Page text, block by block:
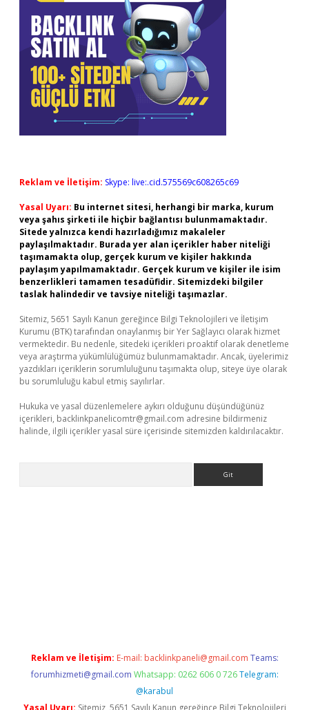
Reklam ve İletişim: Skype: live:.cid.575569c608265c69
Yasal Uyarı: Bu internet sitesi, herhangi bir marka, kurum
veya şahıs şirketi ile hiçbir bağlantısı bulunmamaktadır.
Sitede yalnızca kendi hazırladığımız makaleler
paylaşılmaktadır. Burada yer alan içerikler haber niteliği
taşımamakta olup, gerçek kurum ve kişiler hakkında
paylaşım yapılmamaktadır. Gerçek kurum ve kişiler ile isim
benzerlikleri tamamen tesadüfidir. Sitemizdeki bilgiler
taslak halindedir ve tavsiye niteliği taşımazlar.
Sitemiz, 5651 Sayılı Kanun gereğince Bilgi Teknolojileri ve İletişim
Kurumu (BTK) tarafından onaylanmış bir Yer Sağlayıcı olarak hizmet
vermektedir. Bu nedenle, sitedeki içerikleri proaktif olarak denetleme
veya araştırma yükümlülüğümüz bulunmamaktadır. Ancak, üyelerimiz
yazdıkları içeriklerin sorumluluğunu taşımakta olup, siteye üye olarak
bu sorumluluğu kabul etmiş sayılırlar.
Hukuka ve yasal düzenlemelere aykırı olduğunu düşündüğünüz
içerikleri, backlinkpanelicomtr@gmail.com adresine bildirmeniz
halinde, ilgili içerikler yasal süre içerisinde sitemizden kaldırılacaktır.
Reklam ve İletişim: E-mail: backlinkpaneli@gmail.com Teams:
forumhizmeti@gmail.com Whatsapp: 0262 606 0 726 Telegram:
@karabul
Yasal Uyarı: Sitemiz, 5651 Sayılı Kanun gereğince Bilgi Teknolojileri